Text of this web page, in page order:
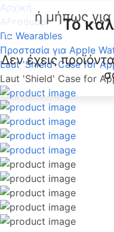
Το
Δεν έχεις
Αρχική
Αξεσουάρ
Για Wearables
Προστασία για Apple
Laut 'Shield' Case for
Laut 'Shield' Case for